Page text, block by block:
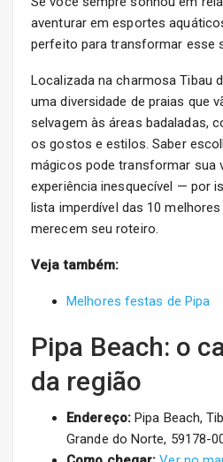
aventurar em esportes
perfeito para transformar esse
Localizada na charmosa Tibau
uma diversidade de praias que
selvagem às áreas badaladas,
os gostos e estilos. Saber
mágicos pode transformar sua
experiência inesquecível — por
lista imperdível das 10
merecem seu roteiro.
Veja também:
Melhores festas de Pipa
Pipa Beach: o
da região
Endereço:Pipa Beach,
Grande do Norte, 59178-